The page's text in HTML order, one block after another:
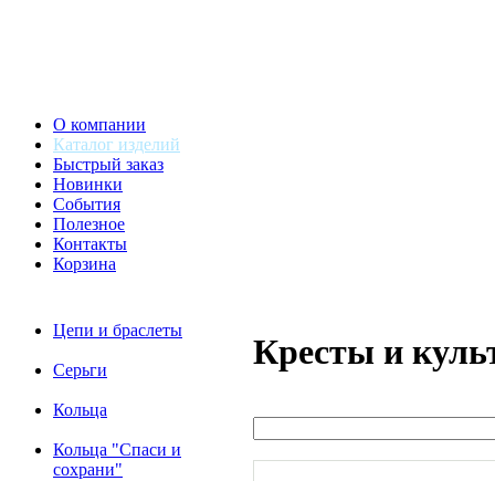
О компании
Каталог изделий
Быстрый заказ
Новинки
События
Полезное
Контакты
Корзина
Цепи и браслеты
Серьги
Кольца
Кольца "Спаси и
сохрани"
Кресты и